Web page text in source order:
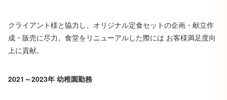
クライアント様と協力し、オリジナル定食セットの企画・献立作
成・販売に尽力。食堂をリニューアルした際には お客様満足度向
上に貢献。
2021～2023年 幼稚園勤務